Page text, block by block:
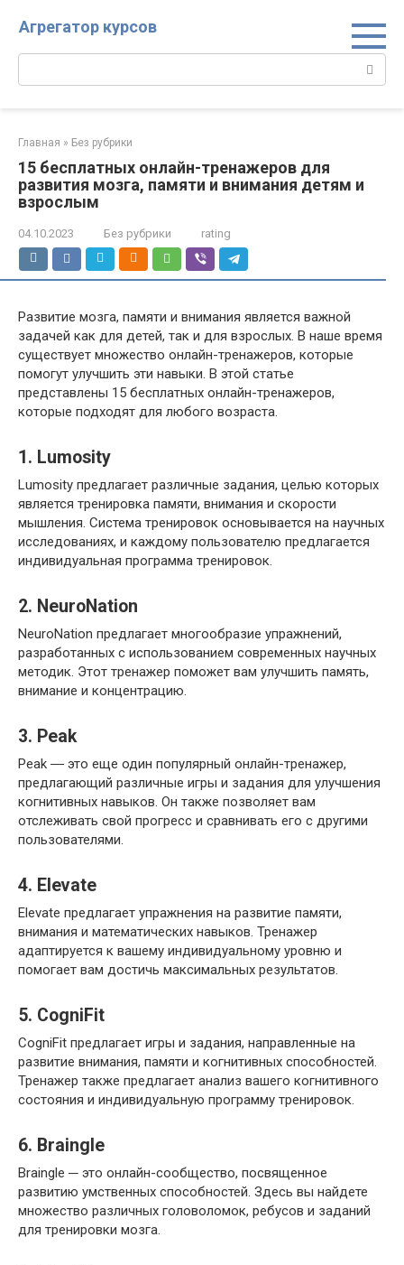
Агрегатор курсов
Главная » Без рубрики
15 бесплатных онлайн-тренажеров для
развития мозга, памяти и внимания детям и
взрослым
04.10.2023 Без рубрики rating
Развитие мозга, памяти и внимания является важной
задачей как для детей, так и для взрослых.​ В наше время
существует множество онлайн-тренажеров, которые
помогут улучшить эти навыки.​ В этой статье
представлены 15 бесплатных онлайн-тренажеров,
которые подходят для любого возраста.​
1.​ Lumosity
Lumosity предлагает различные задания, целью которых
является тренировка памяти, внимания и скорости
мышления.​ Система тренировок основывается на научных
исследованиях, и каждому пользователю предлагается
индивидуальная программа тренировок.​
2.​ NeuroNation
NeuroNation предлагает многообразие упражнений,
разработанных с использованием современных научных
методик.​ Этот тренажер поможет вам улучшить память,
внимание и концентрацию.​
3. Peak
Peak ― это еще один популярный онлайн-тренажер,
предлагающий различные игры и задания для улучшения
когнитивных навыков. Он также позволяет вам
отслеживать свой прогресс и сравнивать его с другими
пользователями.​
4.​ Elevate
Elevate предлагает упражнения на развитие памяти,
внимания и математических навыков.​ Тренажер
адаптируется к вашему индивидуальному уровню и
помогает вам достичь максимальных результатов.
5. CogniFit
CogniFit предлагает игры и задания, направленные на
развитие внимания, памяти и когнитивных способностей.​
Тренажер также предлагает анализ вашего когнитивного
состояния и индивидуальную программу тренировок.​
6. Braingle
Braingle ─ это онлайн-сообщество, посвященное
развитию умственных способностей.​ Здесь вы найдете
множество различных головоломок, ребусов и заданий
для тренировки мозга.​